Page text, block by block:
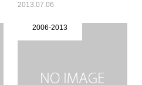
2013.07.06
2006-2013